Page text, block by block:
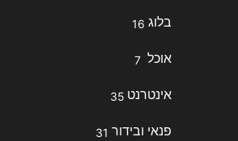
בלוג 16
אוכל 7
אינטרנט 35
פנאי ובידור 31